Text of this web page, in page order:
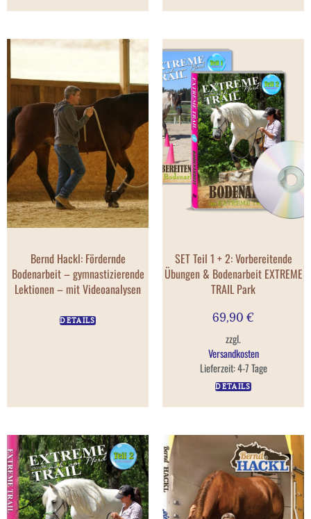
Bernd Hackl: Fördernde
Bodenarbeit – gymnastizierende
Lektionen – mit Videoanalysen
DETAILS
SET Teil 1 + 2: Vorbereitende
Übungen & Bodenarbeit EXTREME
TRAIL Park
69,90 €
zzgl.
Versandkosten
Lieferzeit:4-7 Tage
DETAILS